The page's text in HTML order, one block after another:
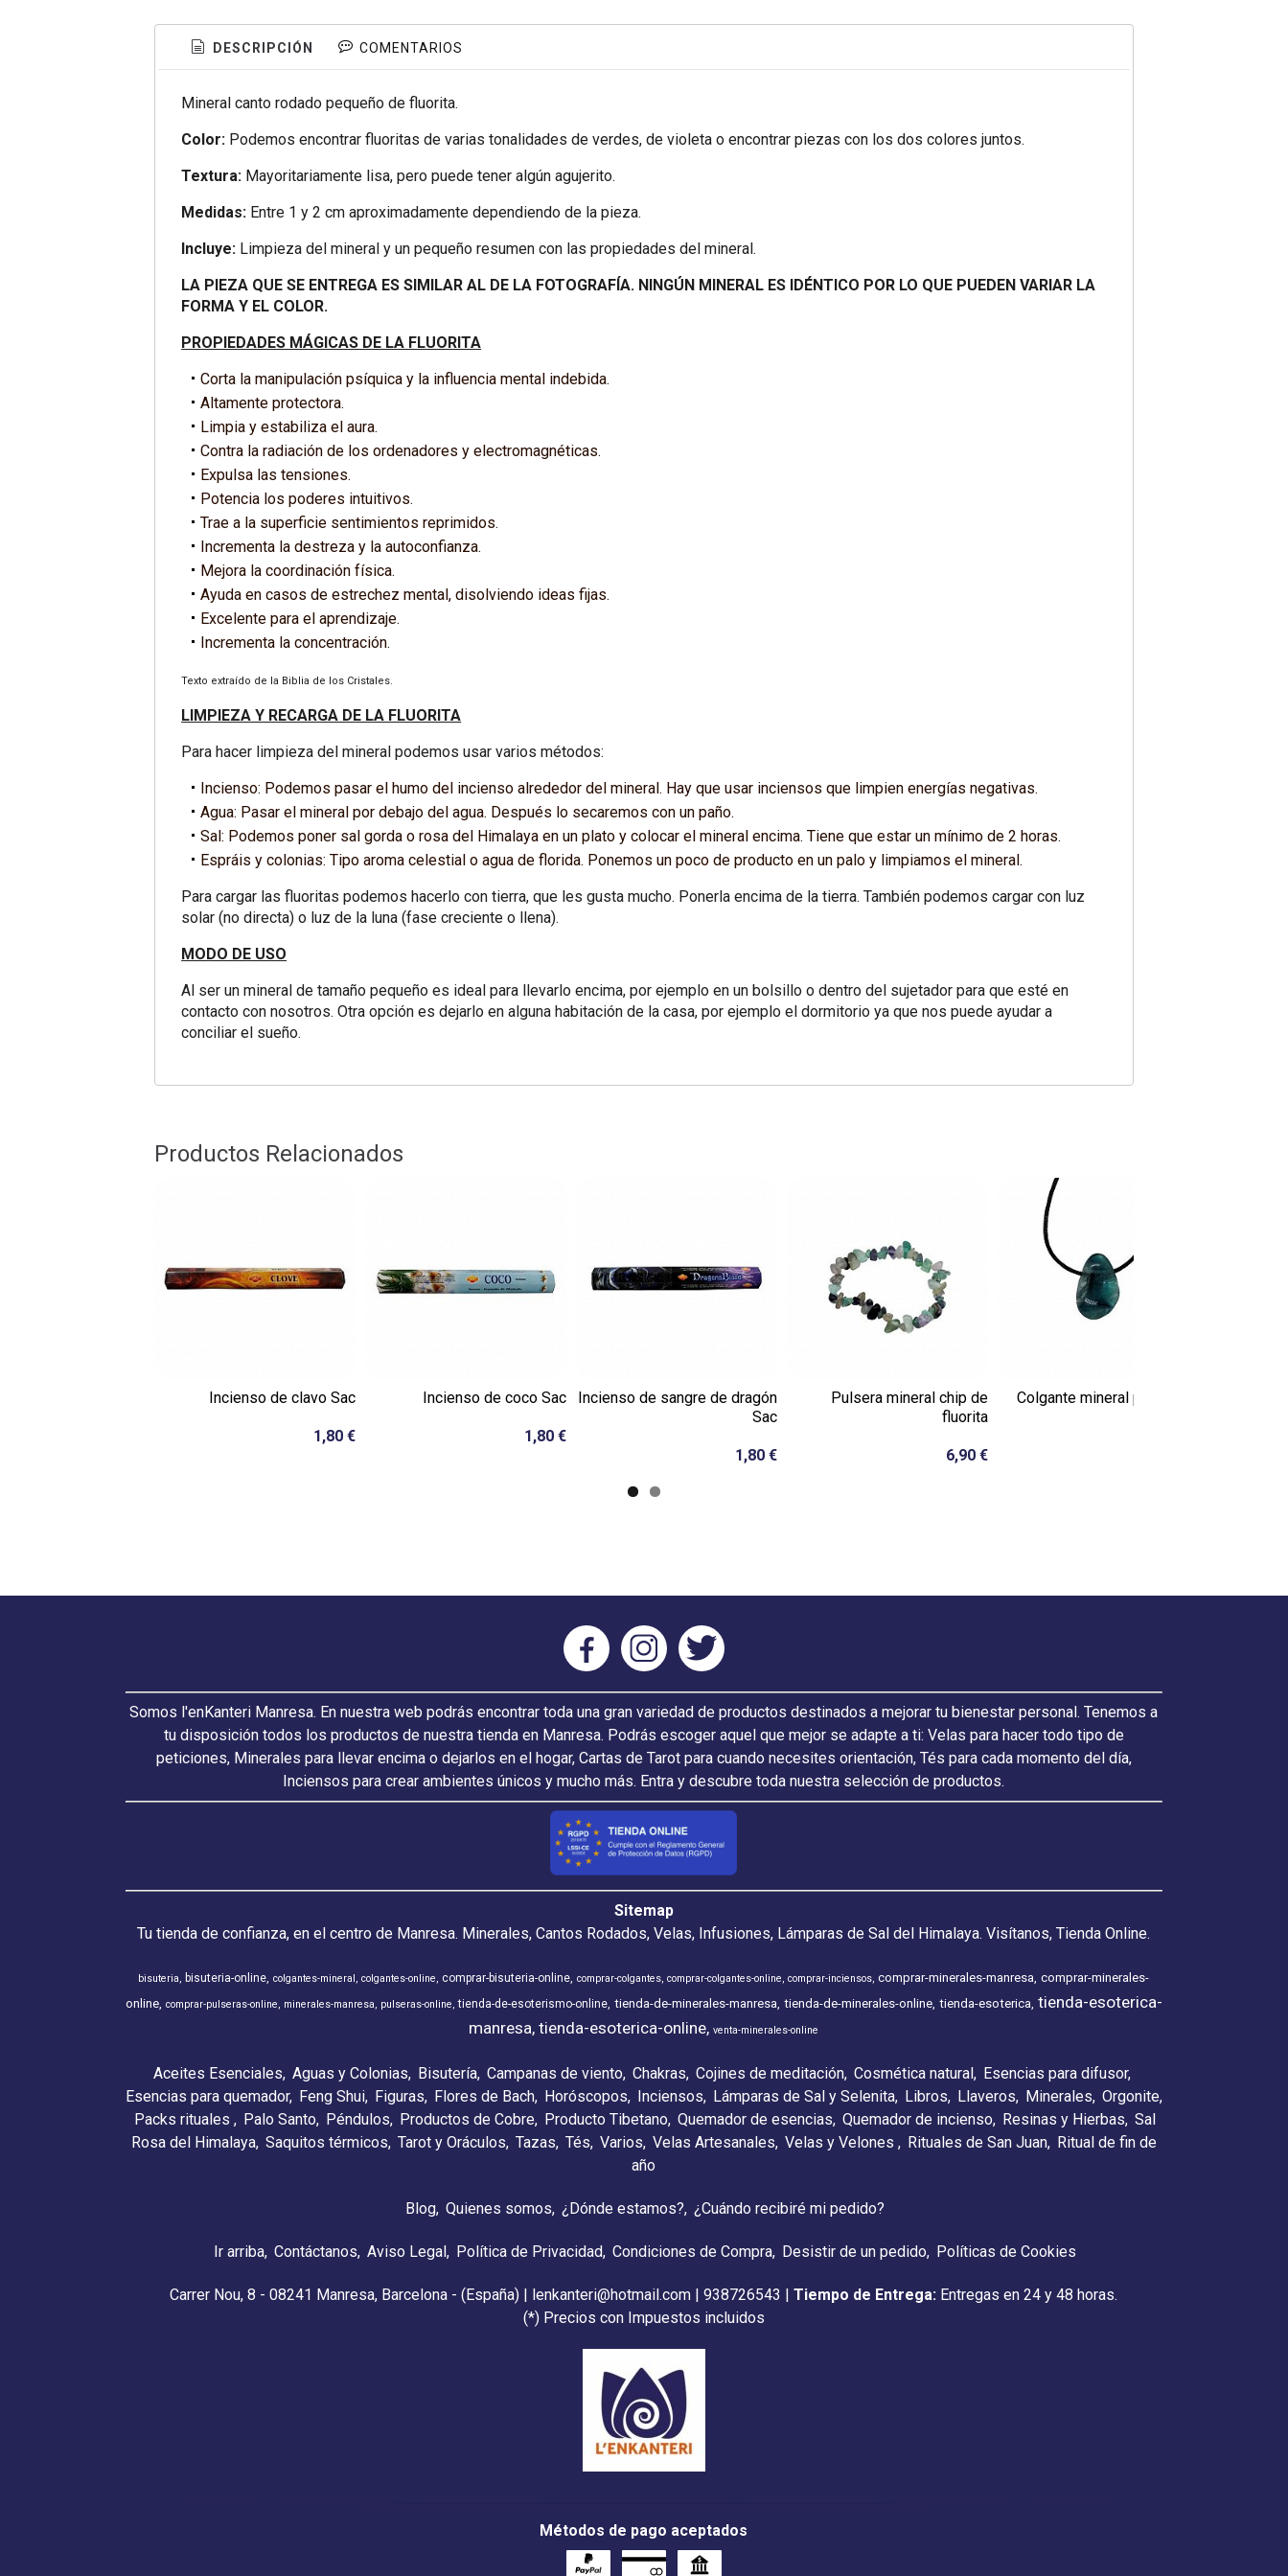
DESCRIPCIÓN COMENTARIOS
Mineral canto rodado pequeño de fluorita.
Color: Podemos encontrar fluoritas de varias tonalidades de verdes, de violeta o encontrar piezas con los dos colores juntos.
Textura: Mayoritariamente lisa, pero puede tener algún agujerito.
Medidas: Entre 1 y 2 cm aproximadamente dependiendo de la pieza.
Incluye: Limpieza del mineral y un pequeño resumen con las propiedades del mineral.
LA PIEZA QUE SE ENTREGA ES SIMILAR AL DE LA FOTOGRAFÍA. NINGÚN MINERAL ES IDÉNTICO POR LO QUE PUEDEN VARIAR LA
FORMA Y EL COLOR.
PROPIEDADES MÁGICAS DE LA FLUORITA
Corta la manipulación psíquica y la influencia mental indebida.
Altamente protectora.
Limpia y estabiliza el aura.
Contra la radiación de los ordenadores y electromagnéticas.
Expulsa las tensiones.
Potencia los poderes intuitivos.
Trae a la superficie sentimientos reprimidos.
Incrementa la destreza y la autoconfianza.
Mejora la coordinación física.
Ayuda en casos de estrechez mental, disolviendo ideas fijas.
Excelente para el aprendizaje.
Incrementa la concentración.
Texto extraído de la Biblia de los Cristales.
LIMPIEZA Y RECARGA DE LA FLUORITA
Para hacer limpieza del mineral podemos usar varios métodos:
Incienso: Podemos pasar el humo del incienso alrededor del mineral. Hay que usar inciensos que limpien energías negativas.
Agua: Pasar el mineral por debajo del agua. Después lo secaremos con un paño.
Sal: Podemos poner sal gorda o rosa del Himalaya en un plato y colocar el mineral encima. Tiene que estar un mínimo de 2 horas.
Espráis y colonias: Tipo aroma celestial o agua de florida. Ponemos un poco de producto en un palo y limpiamos el mineral.
Para cargar las fluoritas podemos hacerlo con tierra, que les gusta mucho. Ponerla encima de la tierra. También podemos cargar con luz
solar (no directa) o luz de la luna (fase creciente o llena).
MODO DE USO
Al ser un mineral de tamaño pequeño es ideal para llevarlo encima, por ejemplo en un bolsillo o dentro del sujetador para que esté en
contacto con nosotros. Otra opción es dejarlo en alguna habitación de la casa, por ejemplo el dormitorio ya que nos puede ayudar a
conciliar el sueño.
Productos Relacionados
Incienso de clavo Sac
1,80 €
Incienso de coco Sac
1,80 €
Incienso de sangre de dragón
Sac
1,80 €
Pulsera mineral chip de
fluorita
6,90 €
Colgante mineral perforado
Somos l'enKanteri Manresa. En nuestra web podrás encontrar toda una gran variedad de productos destinados a mejorar tu bienestar personal. Tenemos a
tu disposición todos los productos de nuestra tienda en Manresa. Podrás escoger aquel que mejor se adapte a ti: Velas para hacer todo tipo de
peticiones, Minerales para llevar encima o dejarlos en el hogar, Cartas de Tarot para cuando necesites orientación, Tés para cada momento del día,
Inciensos para crear ambientes únicos y mucho más. Entra y descubre toda nuestra selección de productos.
Sitemap
Tu tienda de confianza, en el centro de Manresa. Minerales, Cantos Rodados, Velas, Infusiones, Lámparas de Sal del Himalaya. Visítanos, Tienda Online.
bisuteria bisuteria-online colgantes-mineral colgantes-online comprar-bisuteria-online comprar-colgantes comprar-colgantes-online comprar-inciensos comprar-minerales-manresa comprar-minerales-
online comprar-pulseras-online minerales-manresa pulseras-online tienda-de-esoterismo-online tienda-de-minerales-manresa tienda-de-minerales-online tienda-esoterica tienda-esoterica-
manresa tienda-esoterica-online venta-minerales-online
Aceites Esenciales Aguas y Colonias Bisutería Campanas de viento Chakras Cojines de meditación Cosmética natural Esencias para difusor
Esencias para quemador Feng Shui Figuras Flores de Bach Horóscopos Inciensos Lámparas de Sal y Selenita Libros Llaveros Minerales Orgonite
Packs rituales Palo Santo Péndulos Productos de Cobre Producto Tibetano Quemador de esencias Quemador de incienso Resinas y Hierbas Sal
Rosa del Himalaya Saquitos térmicos Tarot y Oráculos Tazas Tés Varios Velas Artesanales Velas y Velones Rituales de San Juan Ritual de fin de
año
Blog Quienes somos ¿Dónde estamos? ¿Cuándo recibiré mi pedido?
Ir arriba Contáctanos Aviso Legal Política de Privacidad Condiciones de Compra Desistir de un pedido Políticas de Cookies
Carrer Nou, 8 - 08241 Manresa, Barcelona - (España) | lenkanteri@hotmail.com |938726543 |Tiempo de Entrega: Entregas en 24 y 48 horas.
(*) Precios con Impuestos incluidos
Métodos de pago aceptados